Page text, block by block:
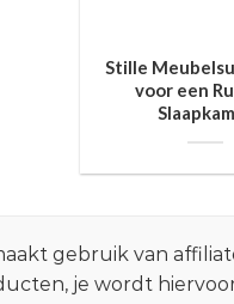
Stille
voor een
gebruik van
je wordt